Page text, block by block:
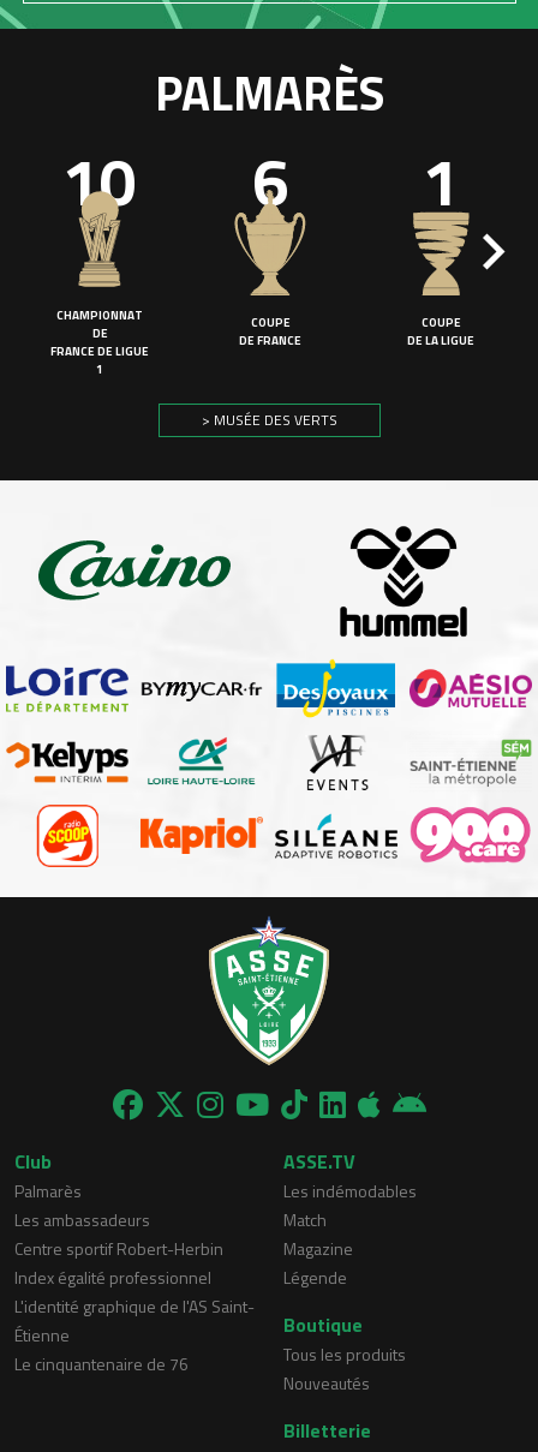
PALMARÈS
10
CHAMPIONNAT
DE
FRANCE DE LIGUE
1
6
COUPE
DE FRANCE
1
COUPE
DE LA LIGUE
> MUSÉE DES VERTS
Club
Palmarès
Les ambassadeurs
Centre sportif Robert-Herbin
Index égalité professionnel
L'identité graphique de l'AS Saint-
Étienne
Le cinquantenaire de 76
ASSE.TV
Les indémodables
Match
Magazine
Légende
Boutique
Tous les produits
Nouveautés
Billetterie